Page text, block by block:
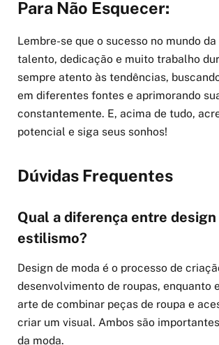
Para Não Esquecer:
Lembre-se que o sucesso no mundo
talento, dedicação e muito trabalho
sempre atento às tendências,
em diferentes fontes e aprimorando
constantemente. E, acima de tudo,
potencial e siga seus sonhos!
Dúvidas Frequentes
Qual a diferença entre design
estilismo?
Design de moda é o processo de
desenvolvimento de roupas, enquanto
arte de combinar peças de roupa e
criar um visual. Ambos são
da moda.